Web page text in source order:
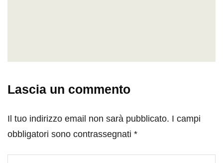
Lascia un commento
Il tuo indirizzo email non sarà pubblicato. I campi
obbligatori sono contrassegnati *